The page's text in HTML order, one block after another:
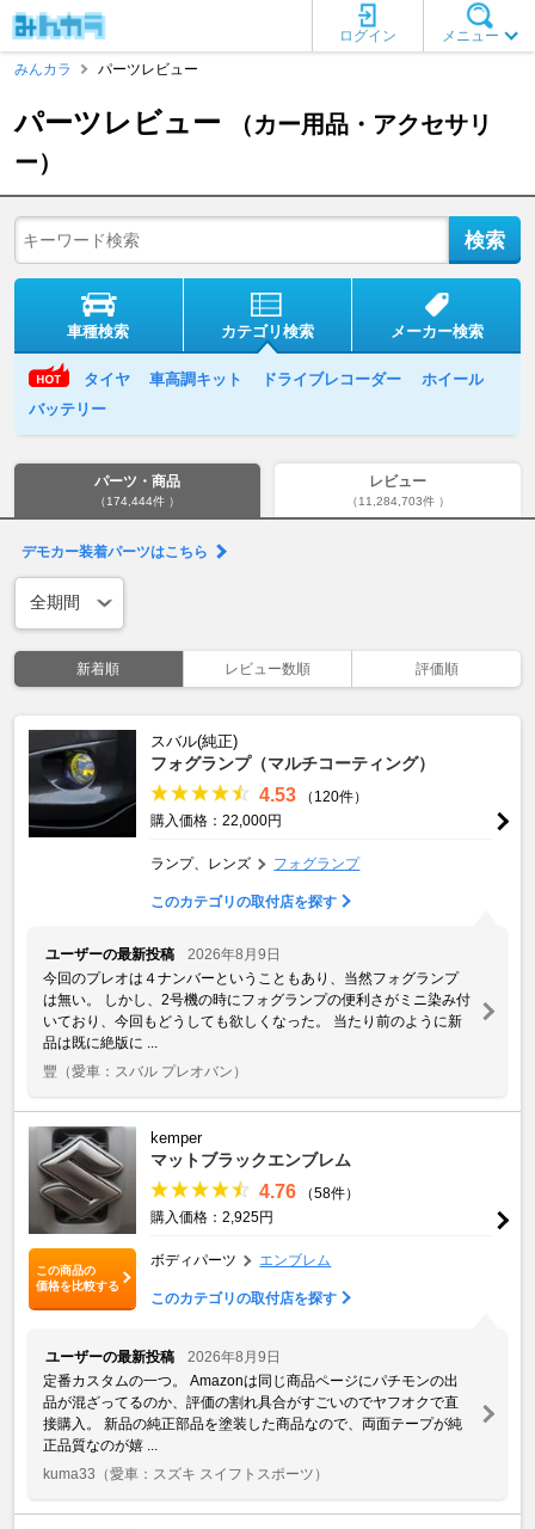
メニュー
ログイン
みんカラ
パーツレビュー
パーツレビュー
（カー用品・アクセサリ
ー）
車種検索 カテゴリ検索 メーカー検索
タイヤ 車高調キット ドライブレコーダー
ホイール
バッテリー
パーツ・商品
（174,444件 ）
レビュー
（11,284,703件 ）
デモカー装着パーツはこちら
新着順 レビュー数順 評価順
スバル(純正)
フォグランプ（マルチコーティング）
4.53
（120件）
購入価格：22,000円
ランプ、レンズ フォグランプ
このカテゴリの取付店を探す
ユーザーの最新投稿
2026年8月9日
今回のプレオは４ナンバーということもあり、当然フォグランプ
は無い。 しかし、2号機の時にフォグランプの便利さがミニ染み付
いており、今回もどうしても欲しくなった。 当たり前のように新
品は既に絶版に ...
豐 （愛車：スバル プレオバン）
この商品の
価格を比較する
kemper
マットブラックエンブレム
4.76
（58件）
購入価格：2,925円
ボディパーツ エンブレム
このカテゴリの取付店を探す
ユーザーの最新投稿
2026年8月9日
定番カスタムの一つ。 Amazonは同じ商品ページにパチモンの出
品が混ざってるのか、評価の割れ具合がすごいのでヤフオクで直
接購入。 新品の純正部品を塗装した商品なので、両面テープが純
正品質なのが嬉 ...
kuma33 （愛車：スズキ スイフトスポーツ）